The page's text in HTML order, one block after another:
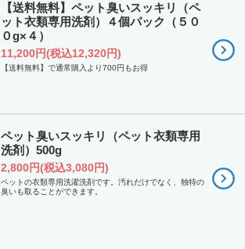
【送料無料】ペット臭いスッキリ（ペ
ット衣類専用洗剤）４個パック（５０
０g×４）
11,200円(税込12,320円)
【送料無料】で通常購入より700円もお得
ペット臭いスッキリ（ペット衣類専用
洗剤）500g
2,800円(税込3,080円)
ペットの衣類専用洗濯洗剤です。汚れだけでなく、独特の
臭いも取ることができます。